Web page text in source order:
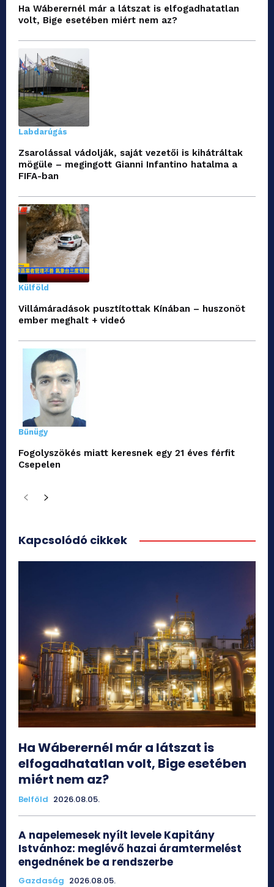
Ha Wáberernél már a látszat is elfogadhatatlan
volt, Bige esetében miért nem az?
Labdarúgás
Zsarolással vádolják, saját vezetői is kihátráltak
mögüle – megingott Gianni Infantino hatalma a
FIFA-ban
Külföld
Villámáradások pusztítottak Kínában – huszonöt
ember meghalt + videó
Bűnügy
Fogolyszökés miatt keresnek egy 21 éves férfit
Csepelen
Kapcsolódó cikkek
Ha Wáberernél már a látszat is
elfogadhatatlan volt, Bige esetében
miért nem az?
Belföld 2026.08.05.
A napelemesek nyílt levele Kapitány
Istvánhoz: meglévő hazai áramtermelést
engednének be a rendszerbe
Gazdaság 2026.08.05.